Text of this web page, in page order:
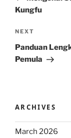
Kungfu
Next
Post
NEXT
Panduan
Pemula
ARCHIVES
March 2026